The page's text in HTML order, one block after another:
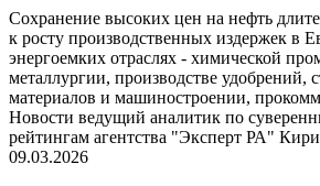
Сохранение высоких цен на нефть
к росту производственных издержек в
энергоемких отраслях - химической
металлургии, производстве удобрений,
материалов и машиностроении,
Новости ведущий аналитик по
рейтингам агентства "Эксперт РА"
09.03.2026